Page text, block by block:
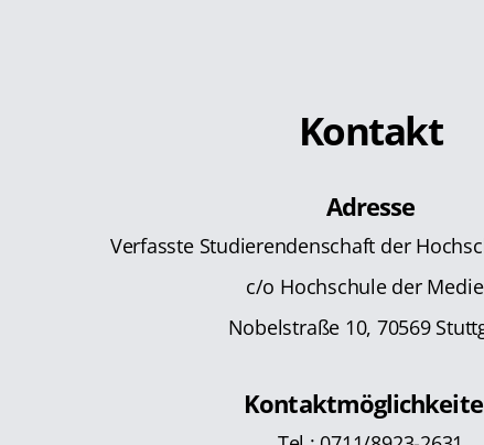
Kontakt
Adresse
Verfasste Studierendenschaft der
c/o Hochschule der
Nobelstraße 10, 70569